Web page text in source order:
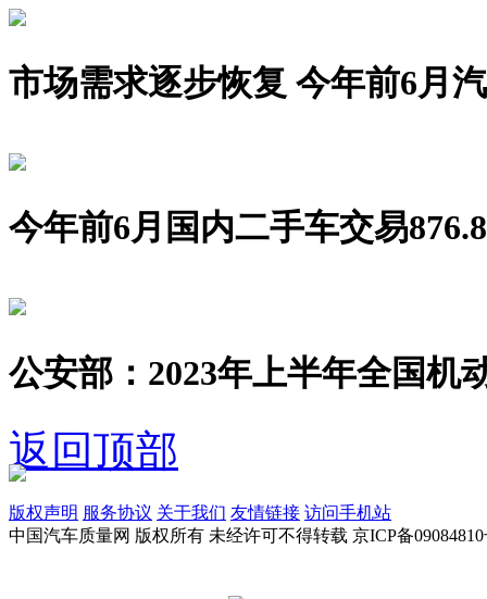
市场需求逐步恢复 今年前6月
今年前6月国内二手车交易
公安部：2023年上半年全国机
返回顶部
版权声明 服务协议 关于我们 友情链接 访问手机站
中国汽车质量网 版权所有 未经许可不得转载 京ICP备09084810